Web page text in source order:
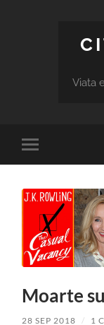
Viata
Toggle
mobile
Moarte
28 SEP 2018 / 1